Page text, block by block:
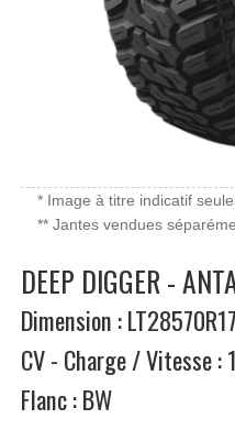
* Image à titre indicatif
** Jantes vendues
DEEP DIGGER -
Dimension :
CV - Charge / Vitesse :
Flanc : BW